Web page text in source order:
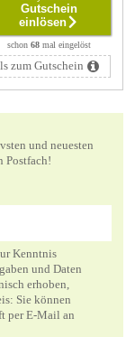
Gutschein
einlösen
schon 68mal eingelöst
zum Gutschein
und neuesten
Postfach!
Kenntnis
und Daten
erhoben,
Sie können
per E-Mail an